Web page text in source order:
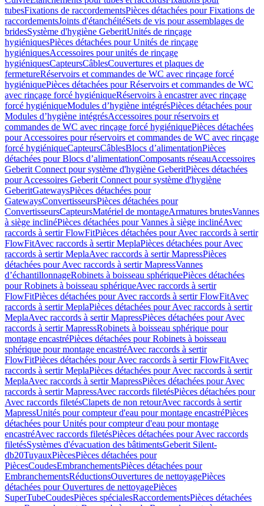
tubesFixations de raccordementsPièces détachées pour Fixations de
raccordementsJoints d'étanchéitéSets de vis pour assemblages de
bridesSystème d'hygiène GeberitUnités de rinçage
hygiéniquesPièces détachées pour Unités de rinçage
hygiéniquesAccessoires pour unités de rinçage
hygiéniquesCapteursCâblesCouvertures et plaques de
fermetureRéservoirs et commandes de WC avec rinçage forcé
hygiéniquePièces détachées pour Réservoirs et commandes de WC
avec rinçage forcé hygiéniqueRéservoirs à encastrer avec rinçage
forcé hygiéniqueModules d’hygiène intégrésPièces détachées pour
Modules d’hygiène intégrésAccessoires pour réservoirs et
commandes de WC avec rinçage forcé hygiéniquePièces détachées
pour Accessoires pour réservoirs et commandes de WC avec rinçage
forcé hygiéniqueCapteursCâblesBlocs d’alimentationPièces
détachées pour Blocs d’alimentationComposants réseauAccessoires
Geberit Connect pour système d'hygiène GeberitPièces détachées
pour Accessoires Geberit Connect pour système d'hygiène
GeberitGatewaysPièces détachées pour
GatewaysConvertisseursPièces détachées pour
ConvertisseursCapteursMatériel de montageArmatures brutesVannes
à siège inclinéPièces détachées pour Vannes à siège inclinéAvec
raccords à sertir FlowFitPièces détachées pour Avec raccords à sertir
FlowFitAvec raccords à sertir MeplaPièces détachées pour Avec
raccords à sertir MeplaAvec raccords à sertir MapressPièces
détachées pour Avec raccords à sertir MapressVannes
d’échantillonnageRobinets à boisseau sphériquePièces détachées
pour Robinets à boisseau sphériqueAvec raccords à sertir
FlowFitPièces détachées pour Avec raccords à sertir FlowFitAvec
raccords à sertir MeplaPièces détachées pour Avec raccords à sertir
MeplaAvec raccords à sertir MapressPièces détachées pour Avec
raccords à sertir MapressRobinets à boisseau sphérique pour
montage encastréPièces détachées pour Robinets à boisseau
sphérique pour montage encastréAvec raccords à sertir
FlowFitPièces détachées pour Avec raccords à sertir FlowFitAvec
raccords à sertir MeplaPièces détachées pour Avec raccords à sertir
MeplaAvec raccords à sertir MapressPièces détachées pour Avec
raccords à sertir MapressAvec raccords filetésPièces détachées pour
Avec raccords filetésClapets de non retourAvec raccords à sertir
MapressUnités pour compteur d'eau pour montage encastréPièces
détachées pour Unités pour compteur d'eau pour montage
encastréAvec raccords filetésPièces détachées pour Avec raccords
filetésSystèmes d'évacuation des bâtimentsGeberit Silent-
db20TuyauxPiècesPièces détachées pour
PiècesCoudesEmbranchementsPièces détachées pour
EmbranchementsRéductionsOuvertures de nettoyagePièces
détachées pour Ouvertures de nettoyagePièces
SuperTubeCoudesPièces spécialesRaccordementsPièces détachées